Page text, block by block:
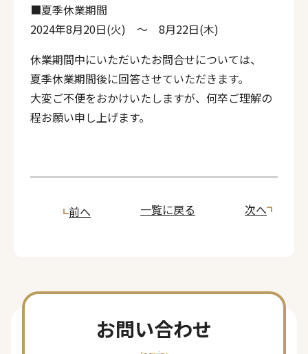
■夏季休業期間
2024年8月20日(火) ～ 8月22日(木)
休業期間中にいただいたお問合せについては、
夏季休業期間後に回答させていただきます。
大変ご不便をおかけいたしますが、何卒ご理解の
程お願い申し上げます。
前へ 一覧に戻る 次へ
お問い合わせ